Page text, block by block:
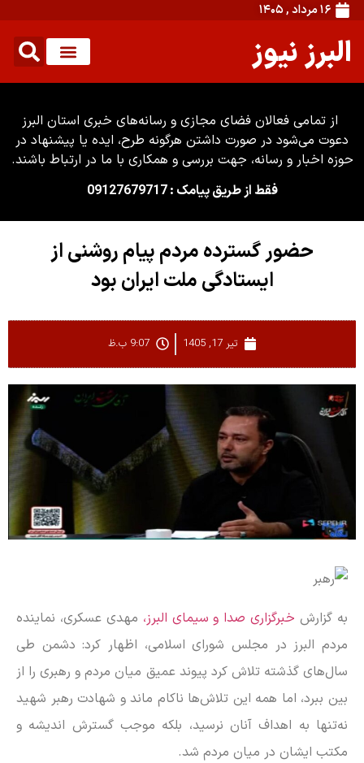
۱۶ مرداد , ۱۴۰۵
البرز نیوز
از تمامی فعالان فضای مجازی و رسانه‌های خبری استان البرز
دعوت می‌شود در صورت داشتن هرگونه طرح، ایده یا پیشنهاد در
حوزه اخبار و رسانه، جهت بررسی و همکاری با ما در ارتباط باشند.
فقط از طریق پیامک : 09127679717
حضور گسترده مردم پیام روشنی از
ایستادگی ملت ایران بود
تیر 17, 1405 9:07 ب.ظ
به گزارش خبرگزاری صدا و سیمای البرز، مهدی عسکری، نماینده
مردم البرز در مجلس شورای اسلامی، اظهار کرد: دشمن طی
سال‌های گذشته تلاش کرد پیوند عمیق میان مردم و رهبری را از
بین ببرد، اما همه این تلاش‌ها ناکام ماند و شهادت رهبر شهید
نه‌تنها به اهداف آنان نرسید، بلکه موجب گسترش اندیشه و
مکتب ایشان در میان مردم شد.